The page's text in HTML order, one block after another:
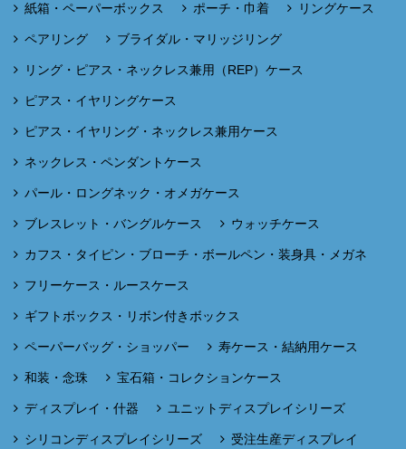
紙箱・ペーパーボックス ポーチ・巾着 リングケース
ペアリング ブライダル・マリッジリング
リング・ピアス・ネックレス兼用（REP）ケース
ピアス・イヤリングケース
ピアス・イヤリング・ネックレス兼用ケース
ネックレス・ペンダントケース
パール・ロングネック・オメガケース
ブレスレット・バングルケース ウォッチケース
カフス・タイピン・ブローチ・ボールペン・装身具・メガネ
フリーケース・ルースケース
ギフトボックス・リボン付きボックス
ペーパーバッグ・ショッパー 寿ケース・結納用ケース
和装・念珠 宝石箱・コレクションケース
ディスプレイ・什器 ユニットディスプレイシリーズ
シリコンディスプレイシリーズ 受注生産ディスプレイ